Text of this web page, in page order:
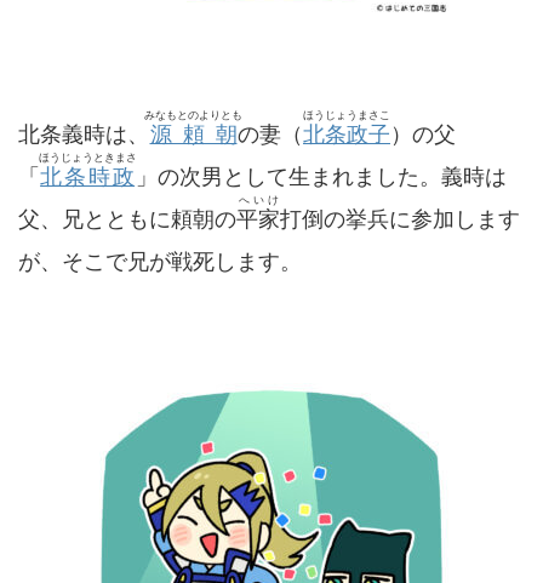
北条義時は、 源頼朝
みなもとのよりとも
の妻（北条政子
ほうじょうまさこ
）の父
「 北条時政
ほうじょうときまさ
」の次男として生まれました。義時は
父、兄とともに頼朝の平家
へいけ
打倒の挙兵に参加します
が、そこで兄が戦死します。